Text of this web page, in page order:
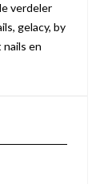
verdeler
gelacy, by
en